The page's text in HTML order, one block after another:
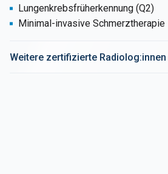
Lungenkrebsfrüherkennung (Q2)
Minimal-invasive Schmerztherapie
Weitere zertifizierte Radiolog:innen